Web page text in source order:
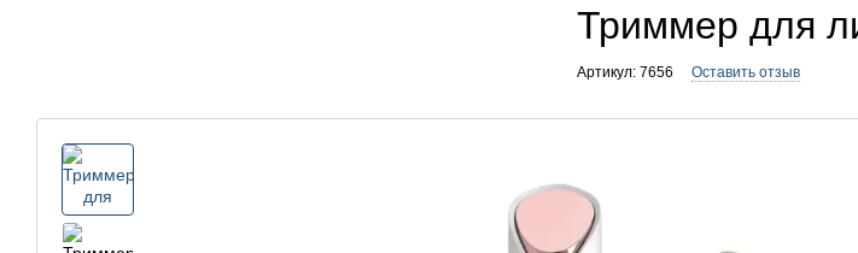
Триммер для
Артикул: 7656 Оставить отзыв